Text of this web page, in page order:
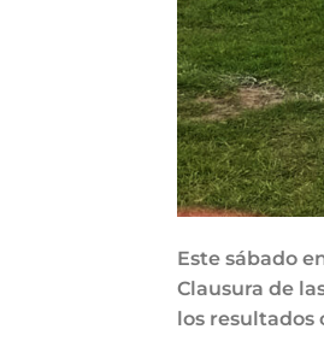
Este sábado
Clausura de
los resultados